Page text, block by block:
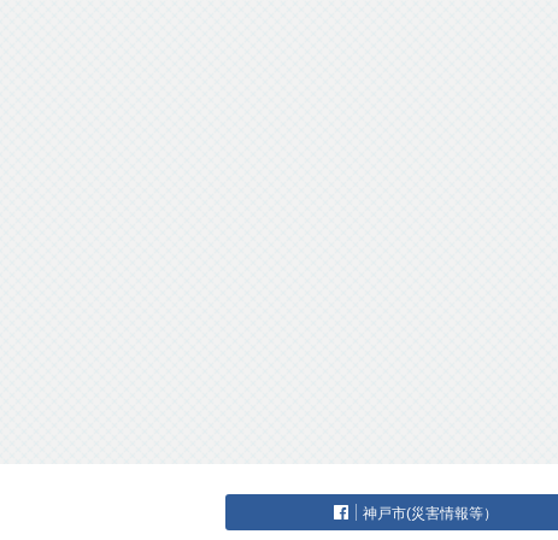
神戸市(災害情報等）